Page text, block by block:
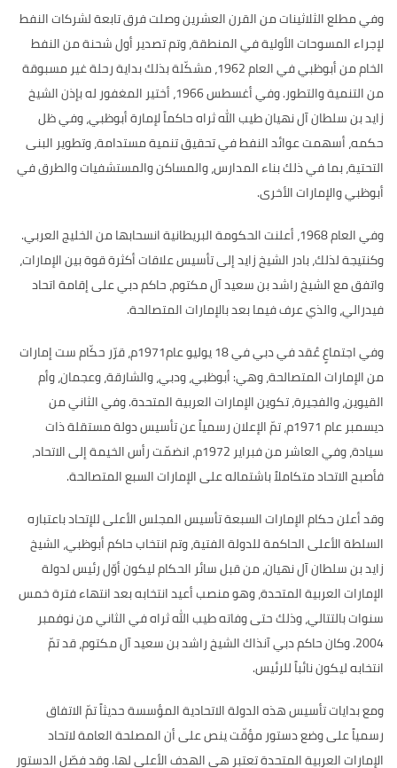
وفي مطلع الثلاثينات من القرن العشرين وصلت فرق تابعة لشركات النفط
لإجراء المسوحات الأولية في المنطقة، وتم تصدير أول شحنة من النفط
الخام من أبوظبي في العام1962، مشكّلة بذلك بداية رحلة غير مسبوقة
من التنمية والتطور.وفي أغسطس1966، أختير المغفور له بإذن الشيخ
زايد بن سلطان آل نهيان طيب الله ثراه حاكماً لإمارة أبوظبي، وفي ظل
حكمه، أسهمت عوائد النفط في تحقيق تنمية مستدامة، وتطوير البنى
التحتية، بما في ذلك بناء المدارس، والمساكن والمستشفيات والطرق في
أبوظبي والإمارات الأخرى.
وفي العام1968، أعلنت الحكومة البريطانية انسحابها من الخليج العربي.
وكنتيجة لذلك، بادر الشيخ زايد إلى تأسيس علاقات أكثرة قوة بين الإمارات،
واتفق مع الشيخ راشد بن سعيد آل مكتوم، حاكم دبي على إقامة اتحاد
فيدرالي، والذي عرف فيما بعد بالإمارات المتصالحة.
وفي اجتماعٍ عُقد في دبي في18يوليو عام1971م، قرّر حكّام ست إمارات
من الإمارات المتصالحة، وهي:أبوظبي، ودبي، والشارقة، وعجمان، وأم
القيوين، والفجيرة، تكوين الإمارات العربية المتحدة.وفي الثاني من
ديسمبر عام1971م، تمّ الإعلان رسمياً عن تأسيس دولة مستقلة ذات
سيادة، وفي العاشر من فبراير 1972م، انضمّت رأس الخيمة إلى الاتحاد،
فأصبح الاتحاد متكاملاً باشتماله على الإمارات السبع المتصالحة.
وقد أعلن حكام الإمارات السبعة تأسيس المجلس الأعلى للإتحاد باعتباره
السلطة الأعلى الحاكمة للدولة الفتية، وتم انتخاب حاكم أبوظبي، الشيخ
زايد بن سلطان آل نهيان، من قبل سائر الحكام ليكون أوّل رئيس لدولة
الإمارات العربية المتحدة، وهو منصب أعيد انتخابه بعد انتهاء فترة خمس
سنوات بالتتالي، وذلك حتى وفاته طيب الله ثراه في الثاني من نوفمبر
2004. وكان حاكم دبي آنذاك الشيخ راشد بن سعيد آل مكتوم، قد تمّ
انتخابه ليكون نائباً للرئيس.
ومع بدايات تأسيس هذه الدولة الاتحادية المؤسسة حديثاً تمّ الاتفاق
رسمياً على وضع دستور مؤقّت ينص على أن المصلحة العامة لاتحاد
الإمارات العربية المتحدة تعتبر هي الهدف الأعلى لها.وقد فصّل الدستور